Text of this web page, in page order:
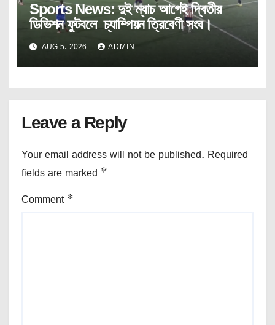
Sports News: দুই ম্যাচ আগেই দ্বিতীয়
ডিভিশন ফুটবলে চ্যাম্পিয়ন ত্রিবেণী সংঘ।
AUG 5, 2026 ADMIN
Leave a Reply
Your email address will not be published. Required
fields are marked *
Comment *